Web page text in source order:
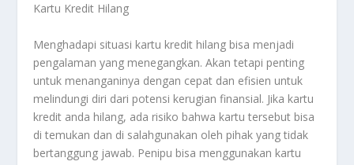
Kartu Kredit Hilang
Menghadapi situasi kartu kredit hilang bisa menjadi
pengalaman yang menegangkan. Akan tetapi penting
untuk menanganinya dengan cepat dan efisien untuk
melindungi diri dari potensi kerugian finansial. Jika kartu
kredit anda hilang, ada risiko bahwa kartu tersebut bisa
di temukan dan di salahgunakan oleh pihak yang tidak
bertanggung jawab. Penipu bisa menggunakan kartu